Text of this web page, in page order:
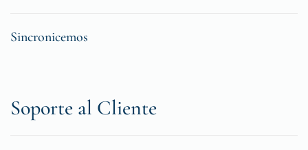
Sincronicemos
Soporte al Cliente